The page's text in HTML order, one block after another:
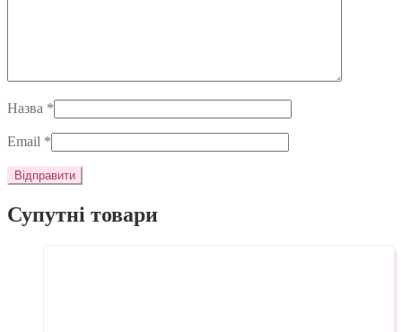
Назва *
Email *
Супутні товари